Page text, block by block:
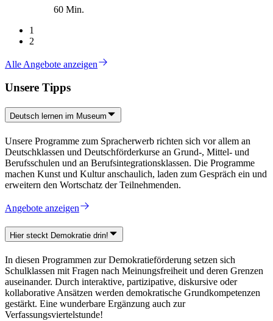
60 Min.
1
2
Alle Angebote anzeigen
Unsere Tipps
Deutsch lernen im Museum
Unsere Programme zum Spracherwerb richten sich vor allem an
Deutschklassen und Deutschförderkurse an Grund-, Mittel- und
Berufsschulen und an Berufsintegrationsklassen. Die Programme
machen Kunst und Kultur anschaulich, laden zum Gespräch ein und
erweitern den Wortschatz der Teilnehmenden.
Angebote anzeigen
Hier steckt Demokratie drin!
In diesen Programmen zur Demokratieförderung setzen sich
Schulklassen mit Fragen nach Meinungsfreiheit und deren Grenzen
auseinander. Durch interaktive, partizipative, diskursive oder
kollaborative Ansätzen werden demokratische Grundkompetenzen
gestärkt. Eine wunderbare Ergänzung auch zur
Verfassungsviertelstunde!